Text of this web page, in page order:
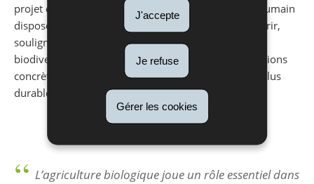
J'accepte
Je refuse
Gérer les cookies
projet éducatif rappelle qu’en théorie, chaque être humain
dispose de 2000 m² de terres agricoles pour se nourrir,
soulignant l’impact de nos choix alimentaires sur la
biodiversité, les sols et le climat. Il propose des solutions
concrètes, locales et globales, pour une agriculture plus
durable et une alimentation plus responsable.
L’agriculture biologique joue un rôle essentiel dans